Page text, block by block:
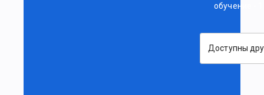
обучение -
Доступны